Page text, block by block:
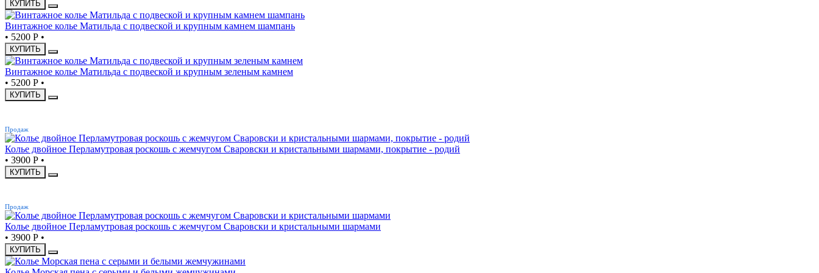
КУПИТЬ
Винтажное колье Матильда с подвеской и крупным камнем шампань
• 5200 Р •
КУПИТЬ
Винтажное колье Матильда с подвеской и крупным зеленым камнем
• 5200 Р •
КУПИТЬ
Продаж
Колье двойное Перламутровая роскошь с жемчугом Сваровски и кристальными шармами, покрытие - родий
• 3900 Р •
КУПИТЬ
Продаж
Колье двойное Перламутровая роскошь с жемчугом Сваровски и кристальными шармами
• 3900 Р •
КУПИТЬ